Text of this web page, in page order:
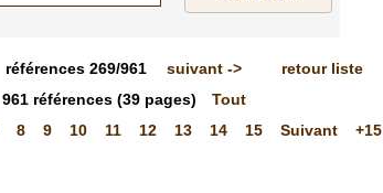
références 269/961 suivant ->
retour liste
961 références(39 pages)
Tout
8 9 10 11 12 13 14 15 Suivant +15